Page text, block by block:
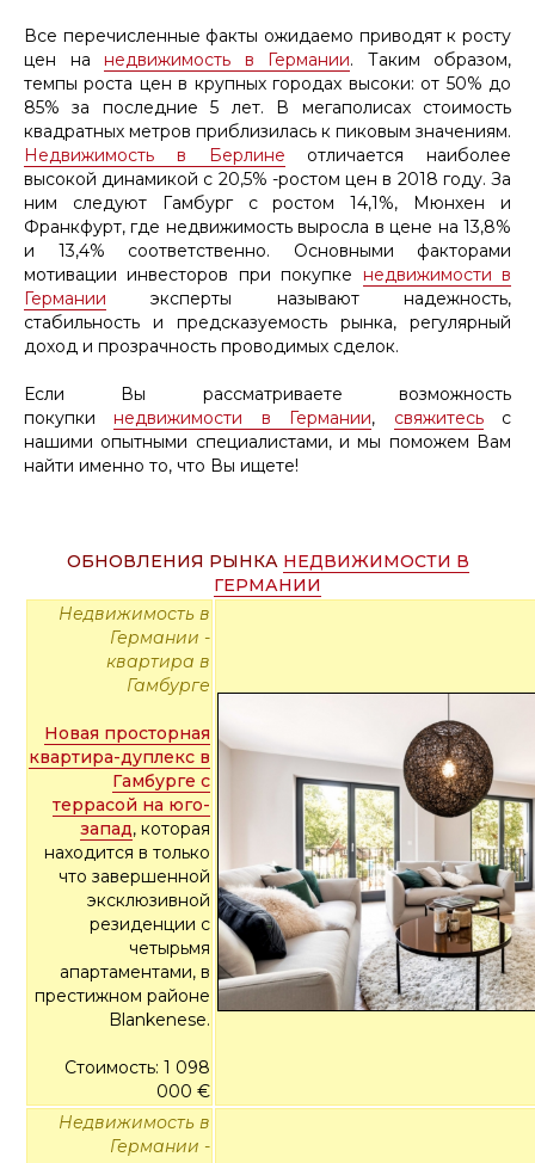
Все перечисленные факты ожидаемо приводят к росту
цен на недвижимость в Германии. Таким образом,
темпы роста цен в крупных городах высоки: от 50% до
85% за последние 5 лет. В мегаполисах стоимость
квадратных метров приблизилась к пиковым значениям.
Недвижимость в Берлине отличается наиболее
высокой динамикой с 20,5% -ростом цен в 2018 году. За
ним следуют Гамбург с ростом 14,1%, Мюнхен и
Франкфурт, где недвижимость выросла в цене на 13,8%
и 13,4% соответственно. Основными факторами
мотивации инвесторов при покупке недвижимости в
Германии эксперты называют надежность,
стабильность и предсказуемость рынка, регулярный
доход и прозрачность проводимых сделок.
Если Вы рассматриваете возможность
покупкинедвижимости в Германии, свяжитесьс
нашими опытными специалистами, и мы поможем Вам
найти именно то, что Вы ищете!
ОБНОВЛЕНИЯ РЫНКА НЕДВИЖИМОСТИ В
ГЕРМАНИИ
Недвижимость в
Германии -
квартира в
Гамбурге
Новая просторная
квартира-дуплекс в
Гамбурге с
террасой на юго-
запад, которая
находится в только
что завершенной
эксклюзивной
резиденции с
четырьмя
апартаментами, в
престижном районе
Blankenese.
Стоимость: 1 098
000 €
Недвижимость в
Германии -